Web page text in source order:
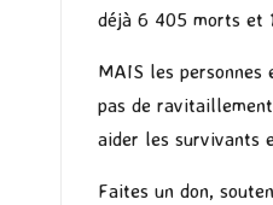
déjà 6 405 morts et
MAIS les personnes
pas de
aider les survivants
Faites un don,